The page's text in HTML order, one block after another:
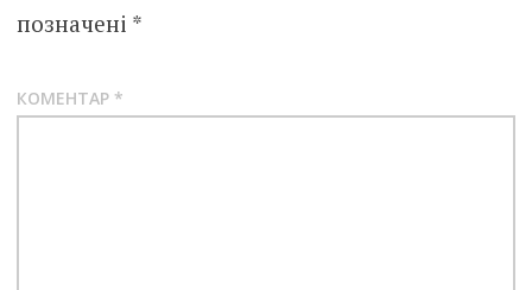
позначені *
КОМЕНТАР *